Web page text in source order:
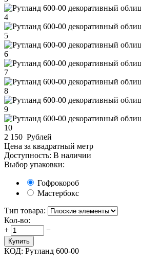
2 150 Рублей
Цена за квадратный метр
Доступность: В наличии
Выбор упаковки:
Гофрокороб
Мастербокс
Тип товара:
Кол-во:
+
−
Купить
КОД: Рутланд 600-00